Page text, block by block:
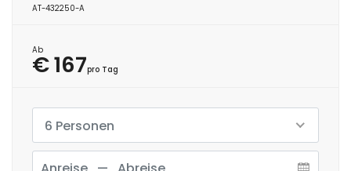
AT-432250-A
Ab
€ 167pro Tag
6 Personen